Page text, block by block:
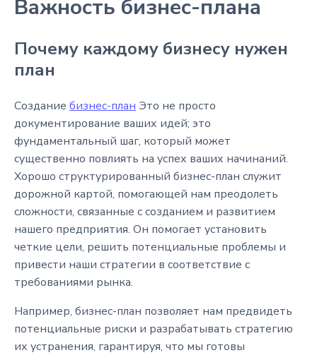
Важность бизнес-плана
Почему каждому бизнесу нужен
план
Создание бизнес-план Это не просто
документирование ваших идей; это
фундаментальный шаг, который может
существенно повлиять на успех ваших начинаний.
Хорошо структурированный бизнес-план служит
дорожной картой, помогающей нам преодолеть
сложности, связанные с созданием и развитием
нашего предприятия. Он помогает установить
четкие цели, решить потенциальные проблемы и
привести наши стратегии в соответствие с
требованиями рынка.
Например, бизнес-план позволяет нам предвидеть
потенциальные риски и разрабатывать стратегию
их устранения, гарантируя, что мы готовы